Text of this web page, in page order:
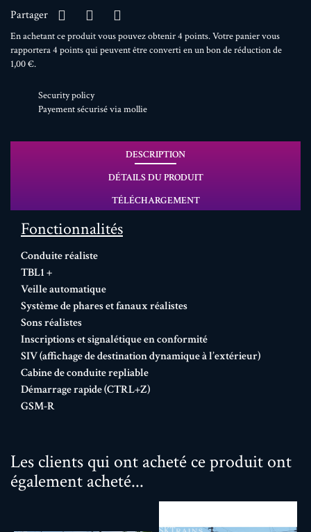
Partager
En achetant ce produit vous pouvez obtenir4 points. Votre panier vous
rapportera4 pointsqui peuvent être converti en un bon de réduction de
1,00 €.
Security policy
Payement sécurisé via mollie
DESCRIPTION
DÉTAILS DU PRODUIT
TÉLÉCHARGEMENT
Fonctionnalités
Conduite réaliste
TBL1 +
Veille automatique
Système de phares et fanaux réalistes
Sons réalistes
Inscriptions et signalétique en conformité
SIV (affichage de destination dynamique à l’extérieur)
Cabine de conduite repliable
Démarrage rapide (CTRL+Z)
GSM-R
Les clients qui ont acheté ce produit ont
également acheté...